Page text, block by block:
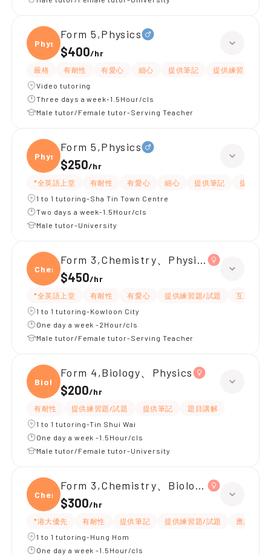
Physi
Form 5,Physics
$400/hr
嚴格 有耐性 有愛心 細心 提供筆記
提供練習題/試題
Video tutoring
Three days a week-1.5Hour/cls
Male tutor/Female tutor-Serving Teacher
Physi
Form 5,Physics
$250/hr
*全英語上堂 有耐性 有愛心 細心 提供筆記
提供練
1 to 1 tutoring-Sha Tin Town Centre
Two days a week-1.5Hour/cls
Male tutor-University
Chemi
Form 3,Chemistry、Physics
$450/hr
*全英語上堂 有耐性 有愛心 提供練習題/試題
互動教學
1 to 1 tutoring-Kowloon City
One day a week -2Hour/cls
Male tutor/Female tutor-Serving Teacher
Biolo
Form 4,Biology、Physics
$200/hr
有耐性 提供練習題/試題 提供筆記
題目講解
1 to 1 tutoring-Tin Shui Wai
One day a week -1.5Hour/cls
Male tutor/Female tutor-University
Chemi
Form 3,Chemistry、Biology、Physics
$300/hr
*港大優先 有耐性 提供筆記 提供練習題/試題
應試策略
1 to 1 tutoring-Hung Hom
One day a week -1.5Hour/cls